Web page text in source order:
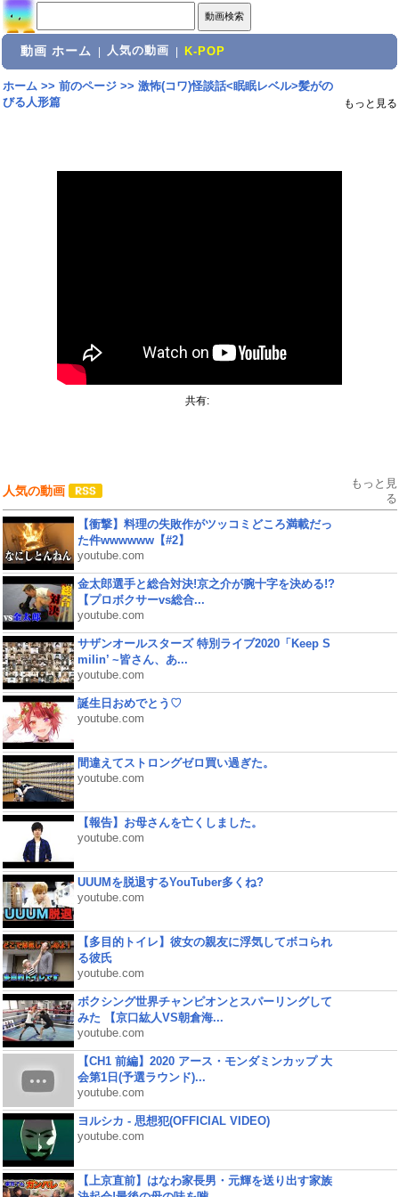
動画 ホーム 人気の動画 K-POP
ホーム>> 前のページ>> 激怖(コワ)怪談話<眠眠レベル>髪がの
びる人形篇
もっと見る
共有:
人気の動画
もっと見
る
【衝撃】料理の失敗作がツッコミどころ満載だっ
た件wwwwww【#2】
youtube.com
金太郎選手と総合対決!京之介が腕十字を決める!?
【プロボクサーvs総合...
youtube.com
サザンオールスターズ 特別ライブ2020「Keep S
milin’ ~皆さん、あ...
youtube.com
誕生日おめでとう♡
youtube.com
間違えてストロングゼロ買い過ぎた。
youtube.com
【報告】お母さんを亡くしました。
youtube.com
UUUMを脱退するYouTuber多くね?
youtube.com
【多目的トイレ】彼女の親友に浮気してボコられ
る彼氏
youtube.com
ボクシング世界チャンピオンとスパーリングして
みた 【京口紘人VS朝倉海...
youtube.com
【CH1 前編】2020 アース・モンダミンカップ 大
会第1日(予選ラウンド)...
youtube.com
ヨルシカ - 思想犯(OFFICIAL VIDEO)
youtube.com
【上京直前】はなわ家長男・元輝を送り出す家族